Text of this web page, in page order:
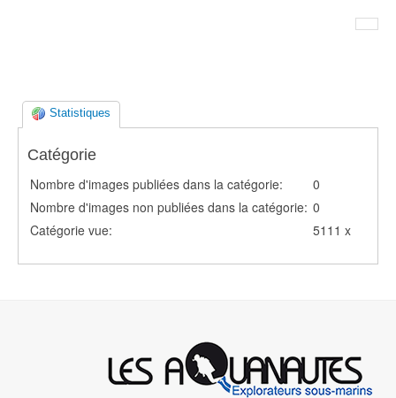
Statistiques
Catégorie
Nombre d'images publiées dans la catégorie:
0
Nombre d'images non publiées dans la catégorie: 0
Catégorie vue:
5111 x